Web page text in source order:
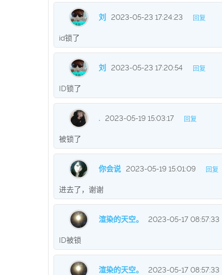
刘 2023-05-23 17:24:23 回复
id锁了
刘 2023-05-23 17:20:54 回复
ID锁了
. 2023-05-19 15:03:17 回复
被锁了
你会说 2023-05-19 15:01:09 回复
进去了，谢谢
渲染的天空。 2023-05-17 08:57:33
ID被锁
渲染的天空。 2023-05-17 08:57:33